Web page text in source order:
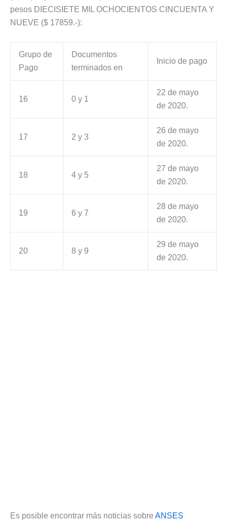
pesos DIECISIETE MIL OCHOCIENTOS CINCUENTA Y
NUEVE ($ 17859.-):
Grupo de
Pago
Documentos
terminados en
Inicio de pago
16 0 y 1
22 de mayo
de 2020.
17 2 y 3
26 de mayo
de 2020.
18 4 y 5
27 de mayo
de 2020.
19 6 y 7
28 de mayo
de 2020.
20 8 y 9
29 de mayo
de 2020.
Es posible encontrar más noticias sobre ANSES